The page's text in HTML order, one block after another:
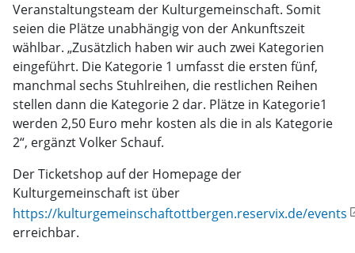
Veranstaltungsteam der Kulturgemeinschaft. Somit
seien die Plätze unabhängig von der Ankunftszeit
wählbar. „Zusätzlich haben wir auch zwei Kategorien
eingeführt. Die Kategorie 1 umfasst die ersten fünf,
manchmal sechs Stuhlreihen, die restlichen Reihen
stellen dann die Kategorie 2 dar. Plätze in Kategorie1
werden 2,50 Euro mehr kosten als die in als Kategorie
2“, ergänzt Volker Schauf.
Der Ticketshop auf der Homepage der
Kulturgemeinschaft ist über
https://kulturgemeinschaftottbergen.reservix.de/events
erreichbar.